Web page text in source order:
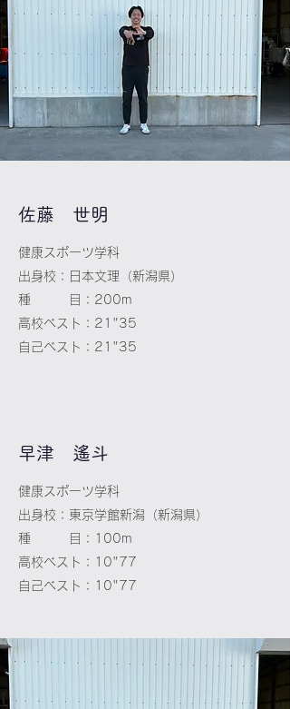
​佐藤 世明
健康スポーツ学科
出身校：日本文理（新潟県）
種 目：200m
高校ベスト：21"35
自己ベスト：21"35
​早津 遙斗
健康スポーツ学科
出身校：東京学館新潟（新潟県）
種 目：100m
高校ベスト：10"77
自己ベスト：10"77